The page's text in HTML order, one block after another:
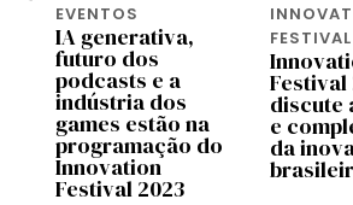
EVENTOS
IA generativa,
futuro dos
podcasts e a
indústria dos
games estão na
programação do
Innovation
Festival 2023
Festival
discute
e
da